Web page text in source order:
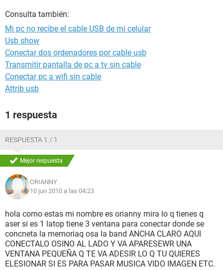
Consulta también:
Mi pc no recibe el cable USB de mi celular
Usb show
Conectar dos ordenadores por cable usb
Transmitir pantalla de pc a tv sin cable
Conectar pc a wifi sin cable
Attrib usb
1 respuesta
RESPUESTA 1 / 1
Mejor respuesta
ORIANNY
10 jun 2010 a las 04:23
hola como estas mi nombre es orianny mira lo q tienes q
aser si es 1 latop tiene 3 ventana para conectar donde se
concneta la memoriaq osa la band ANCHA CLARO AQUI
CONECTALO OSINO AL LADO Y VA APARESEWR UNA
VENTANA PEQUEÑA Q TE VA ADESIR LO Q TU QUIERES
ELESIONAR SI ES PARA PASAR MUSICA VIDO IMAGEN ETC.